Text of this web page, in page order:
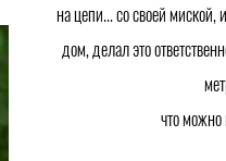
на цепи... со своей
дом, делал это
что можно